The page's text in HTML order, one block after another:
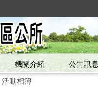
機關介紹 公告訊息
活動相簿